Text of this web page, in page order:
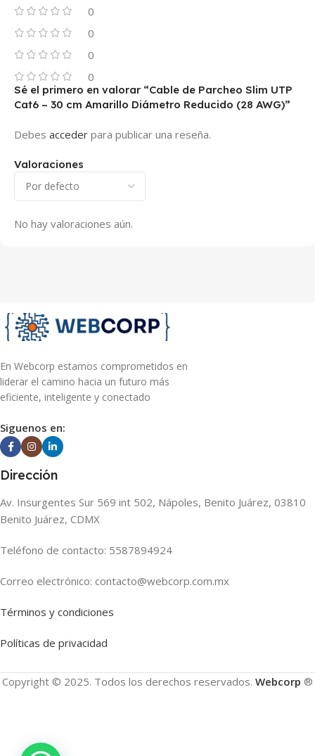
0
0
0
0
Valoraciones
No hay valoraciones aún.
Sé el primero en valorar “Cable de Parcheo Slim UTP
Cat6 – 30 cm Amarillo Diámetro Reducido (28 AWG)”
Debes acceder para publicar una reseña.
En Webcorp estamos comprometidos en
liderar el camino hacia un futuro más
eficiente, inteligente y conectado
Siguenos en:
Dirección
Av. Insurgentes Sur 569 int 502, Nápoles, Benito Juárez, 03810
Benito Juárez, CDMX
Teléfono de contacto: 5587894924
Correo electrónico: contacto@webcorp.com.mx
Términos y condiciones
Políticas de privacidad
Copyright © 2025. Todos los derechos reservados. Webcorp ®